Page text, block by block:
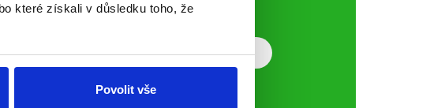
které získali v důsledku toho, že
Povolit vše
práci.